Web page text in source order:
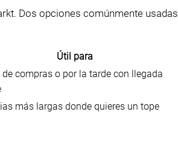
Dos opciones comúnmente usadas
Útil para
compras o por la tarde con llegada
más largas donde quieres un tope